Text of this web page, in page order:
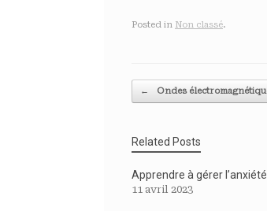
Posted in Non classé.
Post navigation
← Ondes
Related Posts
Apprendre à gérer
11 avril 2023